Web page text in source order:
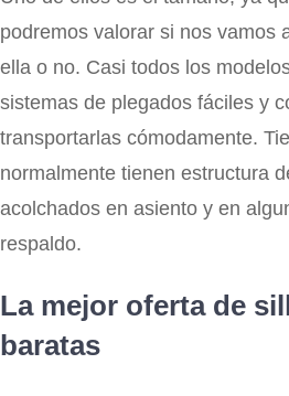
podremos valorar si nos vamos
ella o no. Casi todos los
sistemas de plegados fáciles y
transportarlas cómodamente.
normalmente tienen estructura
acolchados en asiento y en
respaldo.
La mejor oferta de
baratas